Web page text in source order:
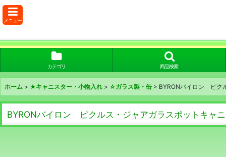
メニュー
カテゴリ 商品検索
ホーム > ★キャニスター・小物入れ > ☆ガラス製・缶 > BYRONバイロン ピク
BYRONバイロン ピクルス・ジャアガラスポットキ